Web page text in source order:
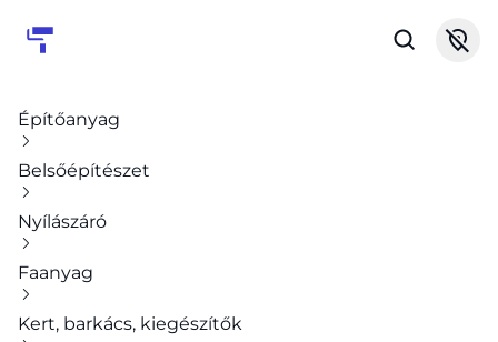
Építőanyag
Belsőépítészet
Nyílászáró
Faanyag
Kert, barkács, kiegészítők